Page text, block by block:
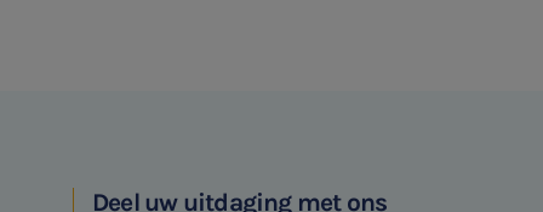
Deel uw uitdaging met ons